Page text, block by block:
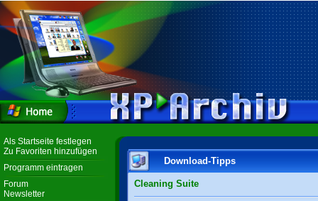
Als Startseite festlegen
Zu Favoriten hinzufügen
Programm eintragen
Forum
Newsletter
Download-Tipps
Cleaning Suite